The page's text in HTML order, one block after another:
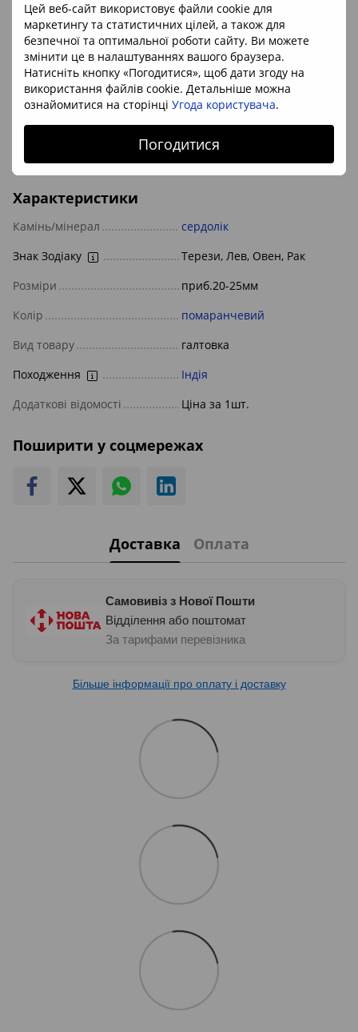
Цей веб-сайт використовує файли cookie для
маркетингу та статистичних цілей, а також для
безпечної та оптимальної роботи сайту. Ви можете
змінити це в налаштуваннях вашого браузера.
Натисніть кнопку «Погодитися», щоб дати згоду на
використання файлів cookie. Детальніше можна
ознайомитися на сторінці Угода користувача.
Погодитися
Мінерал:сердолік (карнеол)
Розмір:приб.20-25мм
Походження каменю:Індія
Ціна вказана за 1шт
Характеристики
Камінь/мінерал
сердолік
Знак Зодіаку
Терези, Лев, Овен, Рак
Розміри
приб.20-25мм
Колір
помаранчевий
Вид товару
галтовка
Походження
Індія
Додаткові відомості
Ціна за 1шт.
Поширити у соцмережах
Доставка Оплата
Самовивіз з Нової Пошти
Відділення або поштомат
За тарифами перевізника
Більше інформації про оплату і доставку